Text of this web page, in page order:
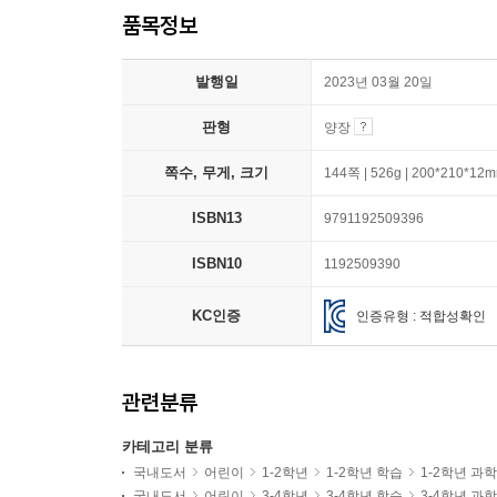
품목정보
발행일 2023년 03월 20일
판형 양장
쪽수, 무게, 크기 144쪽 | 526g |
ISBN13 9791192509396
ISBN10 1192509390
KC인증 인증유형 : 적합성확인
관련분류
카테고리 분류
국내도서 어린이 1-2학년 1-2학년 학습
1-2학년 과